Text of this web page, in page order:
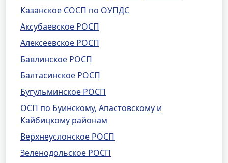
Казанское СОСП по ОУПДС
Аксубаевское РОСП
Алексеевское РОСП
Бавлинское РОСП
Балтасинское РОСП
Бугульминское РОСП
ОСП по Буинскому, Апастовскому и
Кайбицкому районам
Верхнеуслонское РОСП
Зеленодольское РОСП